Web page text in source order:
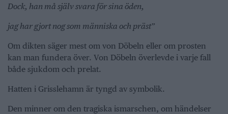
Dock, han må själv svara för sina öden,
jag har gjort nog som människa och präst”
Om dikten säger mest om von Döbeln eller om prosten
kan man fundera över. Von Döbeln överlevde i varje fall
både sjukdom och prelat.
Hatten i Grisslehamn är tyngd av symbolik.
Den minner om den tragiska ismarschen, om händelser